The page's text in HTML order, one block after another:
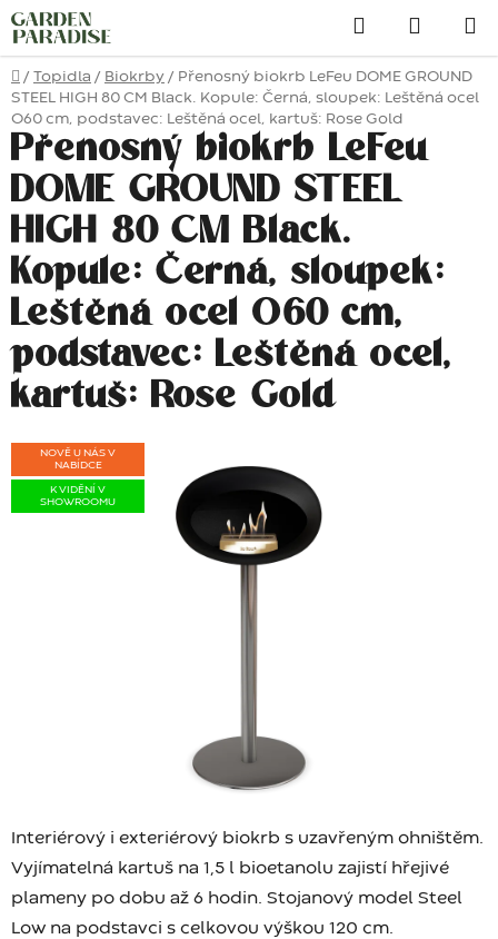
Přejít
na
obsah
Hledat
Domů
/ Topidla / Biokrby / Přenosný biokrb LeFeu DOME GROUND
STEEL HIGH 80 CM Black. Kopule: Černá, sloupek: Leštěná ocel
O60 cm, podstavec: Leštěná ocel, kartuš: Rose Gold
Interiérový i exteriérový biokrb s uzavřeným ohništěm.
Vyjímatelná kartuš na 1,5 l bioetanolu zajistí hřejivé
plameny po dobu až 6 hodin. Stojanový model Steel
Low na podstavci s celkovou výškou 120 cm.
Přenosný biokrb LeFeu
DOME GROUND STEEL
HIGH 80 CM Black.
Kopule: Černá, sloupek:
Leštěná ocel O60 cm,
podstavec: Leštěná ocel,
kartuš: Rose Gold
NOVĚ U NÁS V
NABÍDCE
K VIDĚNÍ V
SHOWROOMU